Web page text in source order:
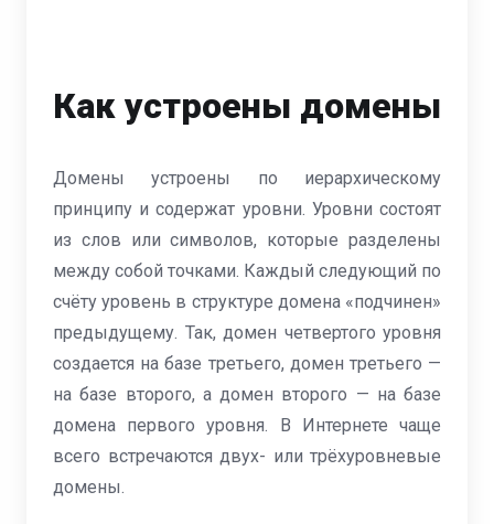
Как устроены домены
Домены устроены по иерархическому
принципу и содержат уровни. Уровни состоят
из слов или символов, которые разделены
между собой точками. Каждый следующий по
счёту уровень в структуре домена «подчинен»
предыдущему. Так, домен четвертого уровня
создается на базе третьего, домен третьего —
на базе второго, а домен второго — на базе
домена первого уровня. В Интернете чаще
всего встречаются двух- или трёхуровневые
домены.